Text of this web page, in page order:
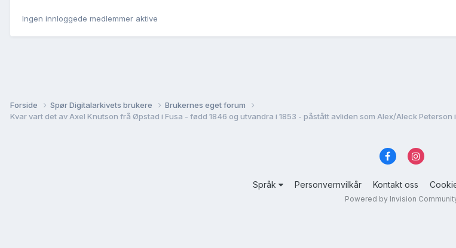
Ingen innloggede medlemmer aktive
Forside Spør Digitalarkivets brukere
Brukernes eget forum
Kvar vart det av Axel Knutson frå Øpstad i Fusa - fødd 1846 og utvandra i 1853 - påstått avliden som Alex/Aleck
Språk Personvernvilkår Kontakt oss
Powered by Invision